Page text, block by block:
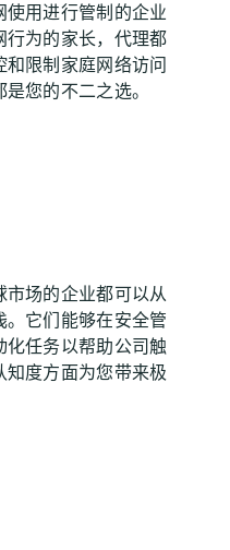
用进行管制的企业
行为的家长，代理都
限制家庭网络访问
您的不二之选。
场的企业都可以从
它们能够在安全管
任务以帮助公司触
度方面为您带来极